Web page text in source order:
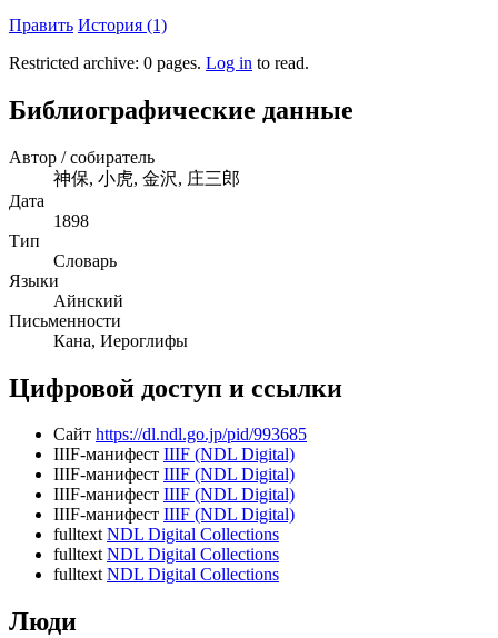
Править История (1)
Restricted archive: 0 pages. Log in to read.
Библиографические данные
Автор / собиратель
神保, 小虎, 金沢, 庄三郎
Дата
1898
Тип
Словарь
Языки
Айнский
Письменности
Кана, Иероглифы
Цифровой доступ и ссылки
Сайт https://dl.ndl.go.jp/pid/993685
IIIF-манифест IIIF (NDL Digital)
IIIF-манифест IIIF (NDL Digital)
IIIF-манифест IIIF (NDL Digital)
IIIF-манифест IIIF (NDL Digital)
fulltext NDL Digital Collections
fulltext NDL Digital Collections
fulltext NDL Digital Collections
Люди